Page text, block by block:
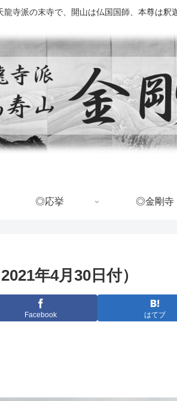
寺派の末寺で、開山は仏国国師、本尊は釈
◎応挙 ◎金剛寺
年4月30日付）
Facebook はてブ